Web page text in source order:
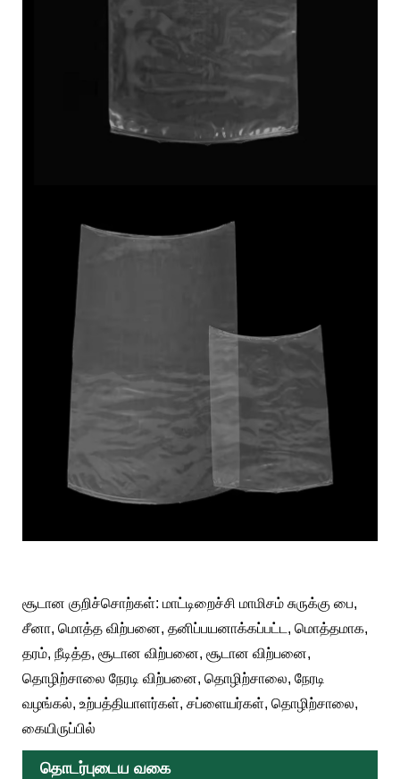
சூடான குறிச்சொற்கள்: மாட்டிறைச்சி மாமிசம் சுருக்கு பை,
சீனா, மொத்த விற்பனை, தனிப்பயனாக்கப்பட்ட, மொத்தமாக,
தரம், நீடித்த, சூடான விற்பனை, சூடான விற்பனை,
தொழிற்சாலை நேரடி விற்பனை, தொழிற்சாலை, நேரடி
வழங்கல், உற்பத்தியாளர்கள், சப்ளையர்கள், தொழிற்சாலை,
கையிருப்பில்
தொடர்புடைய வகை